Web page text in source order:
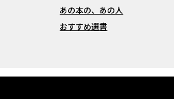
あの本の、あの人
おすすめ選書